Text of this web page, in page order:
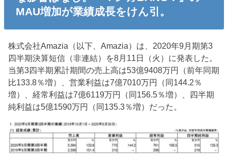
MAU増加が業績成長をけん引。
株式会社Amazia（以下、Amazia）は、2020年9月期第3
四半期決算短信（非連結）を8月11日（火）に発表した。
当第3四半期累計期間の売上高は53億9408万円（前年同期
比133.8％増）、営業利益は7億7010万円（同144.2％
増）、経常利益は7億6119万円（同156.5％増）、四半期
純利益は5億1590万円（同135.3％増）だった。